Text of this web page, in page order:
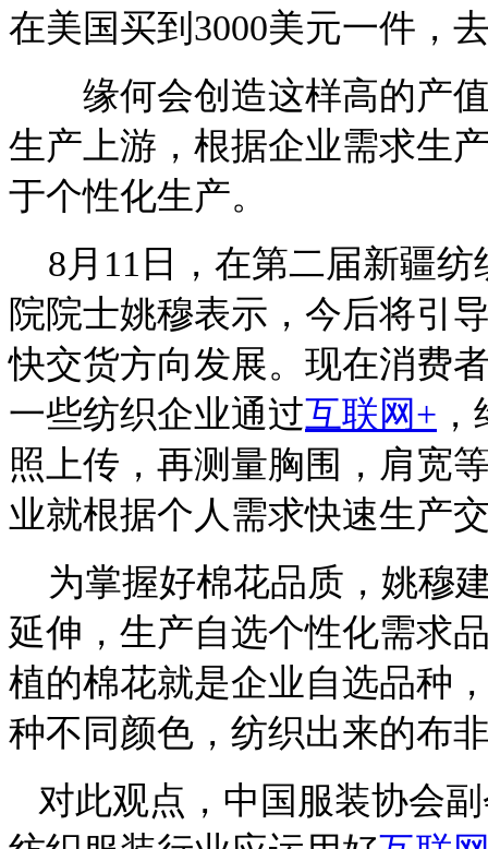
在美国买到3000美元一件，
缘何会创造这样高的产值
生产上游，根据企业需求生
于个性化生产。
8月11日，在第二届新疆纺
院院士姚穆表示，今后将引
快交货方向发展。现在消费
一些纺织企业通过互联网+
照上传，再测量胸围，肩宽
业就根据个人需求快速生产
为掌握好棉花品质，姚穆
延伸，生产自选个性化需求
植的棉花就是企业自选品种
种不同颜色，纺织出来的布
对此观点，中国服装协会